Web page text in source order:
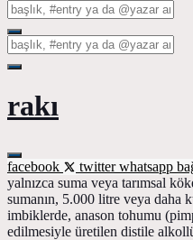
rakı
facebook twitterwhatsapp
yalnızca suma veya tarımsal
sumanın, 5.000 litre veya daha
imbiklerde, anason tohumu
edilmesiyle üretilen distile